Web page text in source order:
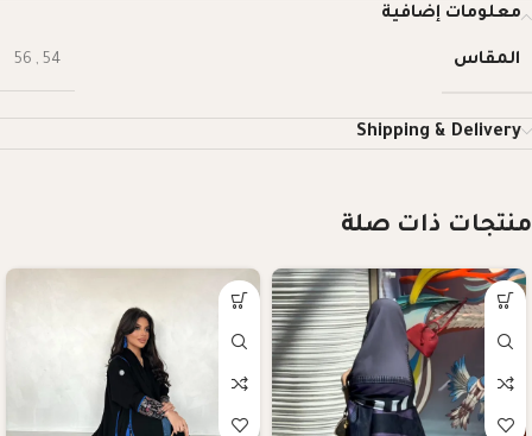
معلومات إضافية
المقاس 54
,
56
Shipping & Delivery
منتجات ذات صلة